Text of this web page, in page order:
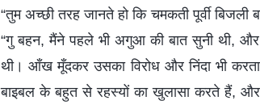
“तुम अच्छी तरह जानते हो कि चमकती पूर्वी
“गु बहन, मैंने पहले भी अगुआ की बात सुनी थी, और
थी। आँख मूँदकर उसका विरोध और निंदा भी
बाइबल के बहुत से रहस्यों का खुलासा करते हैं, और